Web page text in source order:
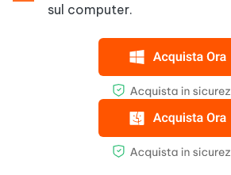
sul computer.